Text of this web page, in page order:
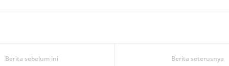
Berita sebelum ini Berita seterusnya